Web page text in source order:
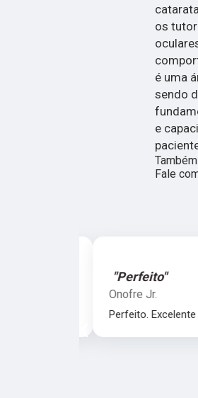
os
é uma
sendo
e
Fale
"Perfeito"
Onofre Jr.
Perfeito. Excelente
‹